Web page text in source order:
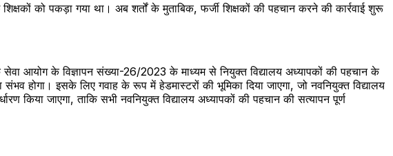
को पकड़ा गया था। अब शर्तों के मुताबिक, फर्जी शिक्षकों की पहचान करने की कार्रवाई शुरू
आयोग के विज्ञापन संख्या-26/2023 के माध्यम से नियुक्त विद्यालय अध्यापकों की पहचान के
होगा। इसके लिए गवाह के रूप में हेडमास्टरों की भूमिका दिया जाएगा, जो नवनियुक्त विद्यालय
जाएगा, ताकि सभी नवनियुक्त विद्यालय अध्यापकों की पहचान की सत्यापन पूर्ण